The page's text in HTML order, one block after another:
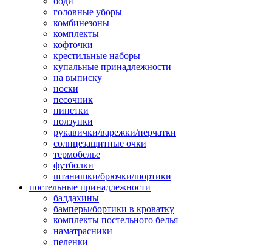
головные уборы
комбинезоны
комплекты
кофточки
крестильные наборы
купальные принадлежности
на выписку
носки
песочник
пинетки
ползунки
рукавички/варежки/перчатки
солнцезащитные очки
термобелье
футболки
штанишки/брючки/шортики
постельные принадлежности
балдахины
бамперы/бортики в кроватку
комплекты постельного белья
наматрасники
пеленки